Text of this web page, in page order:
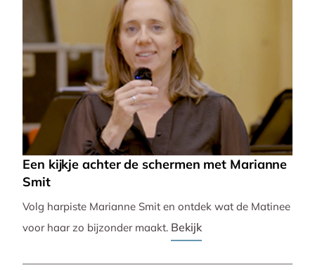
Een kijkje achter de schermen met Marianne
Smit
Volg harpiste Marianne Smit en ontdek wat de Matinee
voor haar zo bijzonder maakt. Bekijk